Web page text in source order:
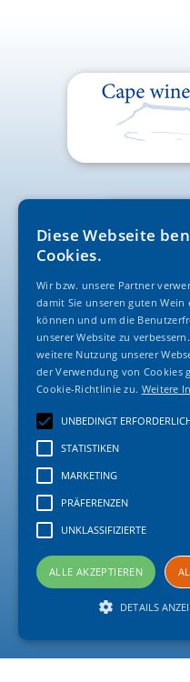
Sie wollen bestellen,
möchten
Rufen
oder
Liefer- und
Diese Webseite
Cookies.
Wir bzw. unsere Partner
damit Sie unseren guten Wein
können und um die
unserer Website zu
weitere Nutzung unserer
der Verwendung von Cookies
Cookie-Richtlinie zu. Weitere
UNBEDINGT
STATISTIKEN
MARKETING
PRÄFERENZEN
UNKLASSIFIZIERTE
ALLE AKZEPTIEREN
DETAILS